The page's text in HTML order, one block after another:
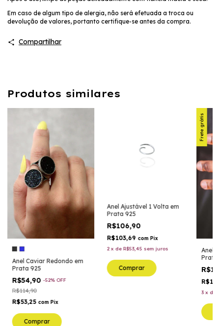
Em caso de algum tipo de alergia, não será efetuada a troca ou
devolução de valores, portanto certifique-se antes da compra.
Compartilhar
Produtos similares
Anel Caviar Redondo em
Prata 925
R$54,90-52% OFF
R$114,90
R$53,25 com Pix
Comprar
Anel Ajustável 1 Volta em
Prata 925
R$106,90
R$103,69 com Pix
2 x de R$53,45 sem juros
Comprar
Frete grátis
Anel
Prata
3 x de